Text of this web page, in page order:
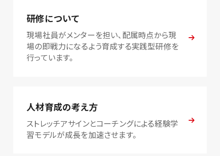
研修について
現場社員がメンターを担い、配属時点から現
場の即戦力になるよう育成する実践型研修を
行っています。
人材育成の考え方
ストレッチアサインとコーチングによる経験学
習モデルが成長を加速させます。